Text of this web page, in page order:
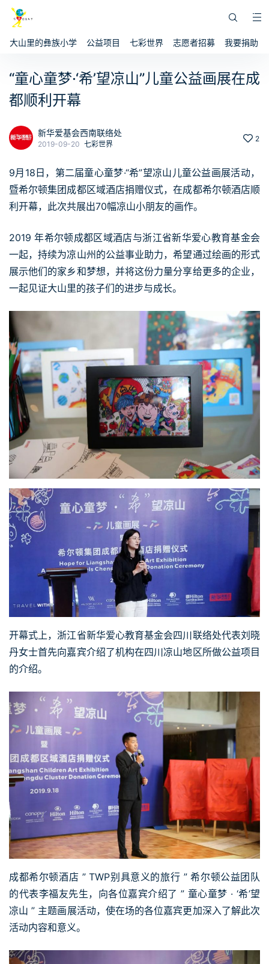
大山里的彝族小学 公益项目 七彩世界 志愿者招募 我要捐助
“童心童梦·‘希’望凉山”儿童公益画展在成
都顺利开幕
新华爱基会西南联络处
2019-09-20 七彩世界
2
9月18日，第二届童心童梦·“希”望凉山儿童公益画展活动，
暨希尔顿集团成都区域酒店捐赠仪式，在成都希尔顿酒店顺
利开幕，此次共展出70幅凉山小朋友的画作。
2019 年希尔顿成都区域酒店与浙江省新华爱心教育基金会
一起，持续为凉山州的公益事业助力，希望通过绘画的形式
展示他们的家乡和梦想，并将这份力量分享给更多的企业，
一起见证大山里的孩子们的进步与成长。
开幕式上，浙江省新华爱心教育基金会四川联络处代表刘晓
丹女士首先向嘉宾介绍了机构在四川凉山地区所做公益项目
的介绍。
成都希尔顿酒店 ” TWP别具意义的旅行 ” 希尔顿公益团队
的代表李福友先生，向各位嘉宾介绍了 ” 童心童梦 · ‘希’望
凉山 ” 主题画展活动，使在场的各位嘉宾更加深入了解此次
活动内容和意义。